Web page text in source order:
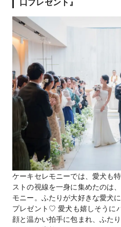
口プレゼント』
ケーキセレモニーでは、愛犬も
ストの視線を一身に集めたのは
モニー。ふたりが大好きな愛犬
プレゼント♡ 愛犬も嬉しそうに
顔と温かい拍手に包まれ、ふた